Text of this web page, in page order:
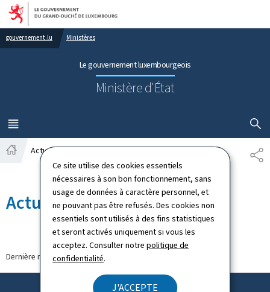
Ce site utilise des cookies essentiels
nécessaires à son bon fonctionnement, sans
usage de données à caractère personnel, et
ne pouvant pas être refusés. Des cookies non
essentiels sont utilisés à des fins statistiques
et seront activés uniquement si vous les
acceptez. Consulter notrepolitique de
confidentialité.
J'ACCEPTE
Aller au menu principal
Aller au contenu
gouvernement.lu Ministères
Le gouvernement luxembourgeois
Ministère d'État
MENU
PRINCIPAL
Actualités
Actualités
Dernière modification le23.03.2026